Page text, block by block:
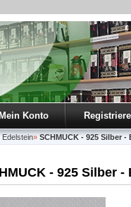
Mein Konto
» SCHMUCK - 925 Silber -
- 925 Silber -